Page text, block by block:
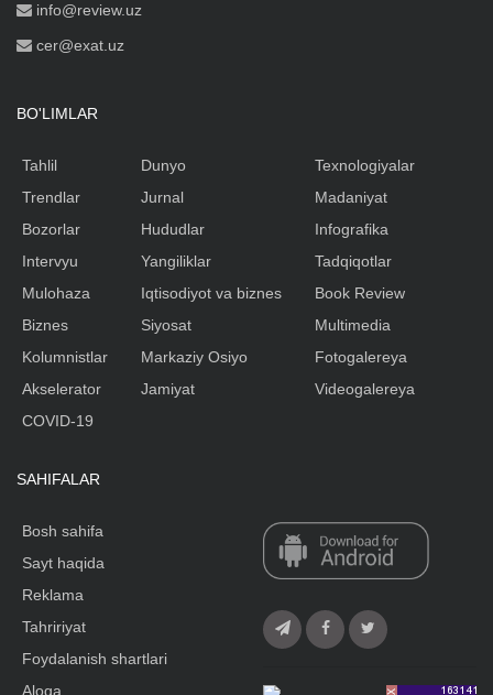
info@review.uz
cer@exat.uz
BO'LIMLAR
Tahlil
Trendlar
Bozorlar
Intervyu
Mulohaza
Biznes
Kolumnistlar
Akselerator
Dunyo
Jurnal
Hududlar
Yangiliklar
Iqtisodiyot va biznes
Siyosat
Markaziy Osiyo
Jamiyat
Texnologiyalar
Madaniyat
Infografika
Tadqiqotlar
Book Review
Multimedia
Fotogalereya
Videogalereya
COVID-19
SAHIFALAR
Bosh sahifa
Sayt haqida
Reklama
Tahririyat
Foydalanish shartlari
Aloqa